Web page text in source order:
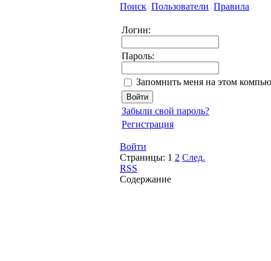
Поиск Пользователи Правила
Логин:
Пароль:
Запомнить меня на этом
Забыли свой пароль?
Регистрация
Войти
Страницы: 1 2 След.
RSS
Содержание